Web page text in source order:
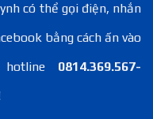
có thể gọi điện, nhắn
bằng cách ấn vào
0814.369.567-